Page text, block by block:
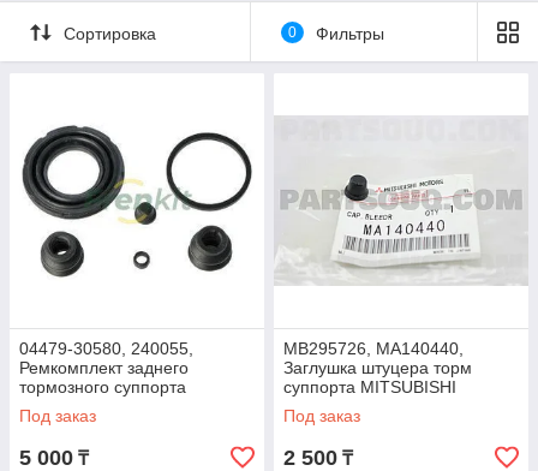
Сортировка 0 Фильтры
04479-30580, 240055,
Ремкомплект заднего
тормозного суппорта
TOYOTA LEXUS IS250
GSE30, FRENKIT
Под заказ
5 000 ₸
MB295726, MA140440,
Заглушка штуцера торм
суппорта MITSUBISHI
PAJERO V93W V97W 2006-
2021, JAPAN
Под заказ
2 500 ₸